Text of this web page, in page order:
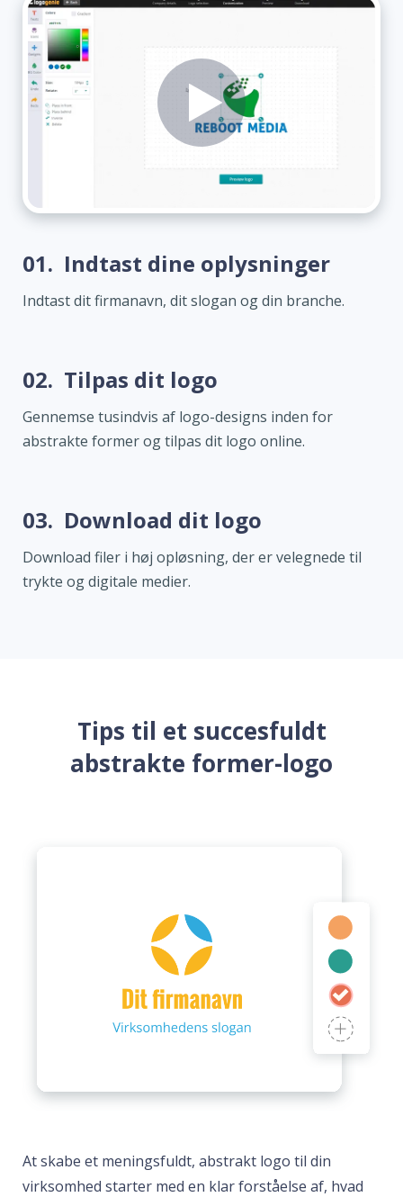
01. Indtast dine oplysninger
Indtast dit firmanavn, dit slogan og din branche.
02. Tilpas dit logo
Gennemse tusindvis af logo-designs inden for
abstrakte former og tilpas dit logo online.
03. Download dit logo
Download filer i høj opløsning, der er velegnede til
trykte og digitale medier.
Tips til et succesfuldt
abstrakte former-logo
At skabe et meningsfuldt, abstrakt logo til din
virksomhed starter med en klar forståelse af, hvad